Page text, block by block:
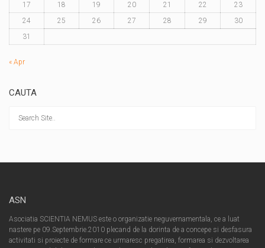
17
18 19 20 21 22
23
24
25 26 27 28 29
30
31
« Apr
CAUTA
ASN
Asociatia SCIENTIA NEMUS este o organizatie neguvernamentala, ce a luat
nastere pe 09.Septembrie.2010 plecand de la dorinta de a concepe si desfasura
activitati si proiecte de formare ce urmaresc pregatirea, formarea si dezvoltarea